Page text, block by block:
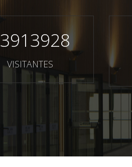
3913928
VISITANTES